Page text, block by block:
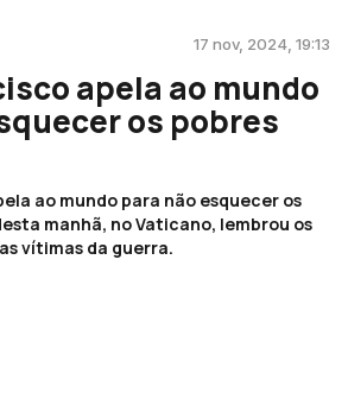
17 nov, 2024, 19:13
apela ao mundo
os pobres
ao mundo para não esquecer os
manhã, no Vaticano, lembrou os
vítimas da guerra.